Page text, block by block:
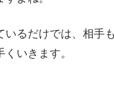
いるだけでは、相手
いきます。